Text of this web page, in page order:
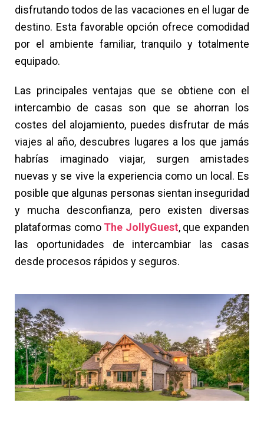
disfrutando todos de las vacaciones en el lugar de
destino. Esta favorable opción ofrece comodidad
por el ambiente familiar, tranquilo y totalmente
equipado.
Las principales ventajas que se obtiene con el
intercambio de casas son que se ahorran los
costes del alojamiento, puedes disfrutar de más
viajes al año, descubres lugares a los que jamás
habrías imaginado viajar, surgen amistades
nuevas y se vive la experiencia como un local. Es
posible que algunas personas sientan inseguridad
y mucha desconfianza, pero existen diversas
plataformas como The JollyGuest, que expanden
las oportunidades de intercambiar las casas
desde procesos rápidos y seguros.